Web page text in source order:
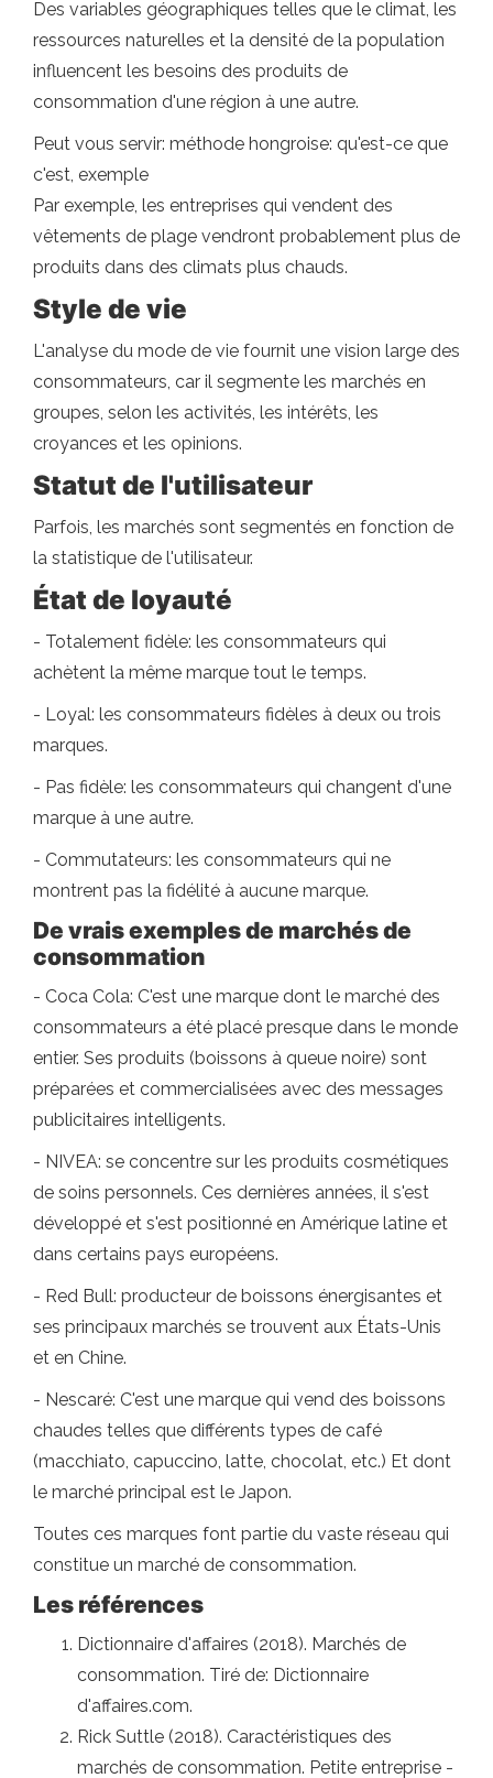
Des variables géographiques telles que le climat, les
ressources naturelles et la densité de la population
influencent les besoins des produits de
consommation d'une région à une autre.
Peut vous servir: méthode hongroise: qu'est-ce que
c'est, exemple
Par exemple, les entreprises qui vendent des
vêtements de plage vendront probablement plus de
produits dans des climats plus chauds.
Style de vie
L'analyse du mode de vie fournit une vision large des
consommateurs, car il segmente les marchés en
groupes, selon les activités, les intérêts, les
croyances et les opinions.
Statut de l'utilisateur
Parfois, les marchés sont segmentés en fonction de
la statistique de l'utilisateur.
État de loyauté
- Totalement fidèle: les consommateurs qui
achètent la même marque tout le temps.
- Loyal: les consommateurs fidèles à deux ou trois
marques.
- Pas fidèle: les consommateurs qui changent d'une
marque à une autre.
- Commutateurs: les consommateurs qui ne
montrent pas la fidélité à aucune marque.
De vrais exemples de marchés de
consommation
- Coca Cola: C'est une marque dont le marché des
consommateurs a été placé presque dans le monde
entier. Ses produits (boissons à queue noire) sont
préparées et commercialisées avec des messages
publicitaires intelligents.
- NIVEA: se concentre sur les produits cosmétiques
de soins personnels. Ces dernières années, il s'est
développé et s'est positionné en Amérique latine et
dans certains pays européens.
- Red Bull: producteur de boissons énergisantes et
ses principaux marchés se trouvent aux États-Unis
et en Chine.
- Nescaré: C'est une marque qui vend des boissons
chaudes telles que différents types de café
(macchiato, capuccino, latte, chocolat, etc.) Et dont
le marché principal est le Japon.
Toutes ces marques font partie du vaste réseau qui
constitue un marché de consommation.
Les références
Dictionnaire d'affaires (2018). Marchés de
consommation. Tiré de: Dictionnaire
d'affaires.com.
Rick Suttle (2018). Caractéristiques des
marchés de consommation. Petite entreprise -